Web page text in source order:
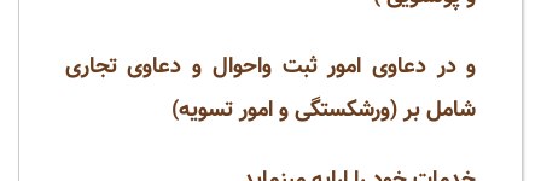
و در دعاوی امور ثبت واحوال و دعاوی تجاری
شامل بر (ورشکستگی و امور تسویه)